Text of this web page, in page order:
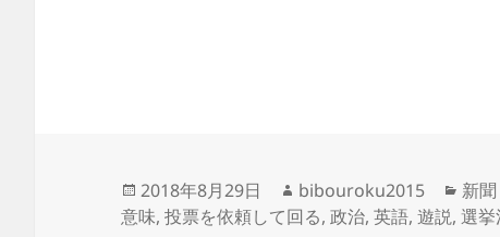
投
稿
2018年8月29日
作
成
bibouroku2015
カ
テ
新
意味,投票を依頼して回る,政治,英語,遊説,選挙